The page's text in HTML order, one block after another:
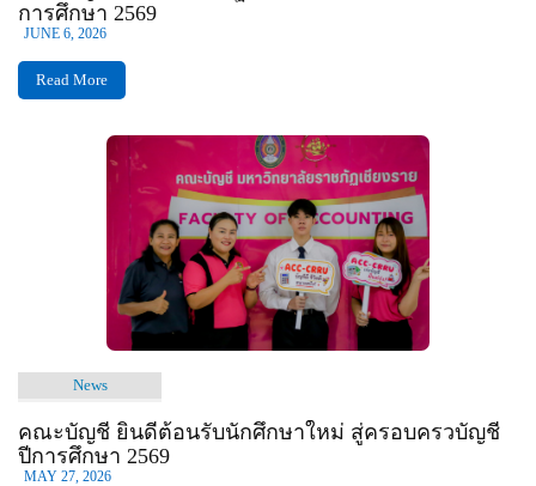
การศึกษา 2569
JUNE 6, 2026
Read More
News
คณะบัญชี ยินดีต้อนรับนักศึกษาใหม่ สู่ครอบครวบัญชี
ปีการศึกษา 2569
MAY 27, 2026